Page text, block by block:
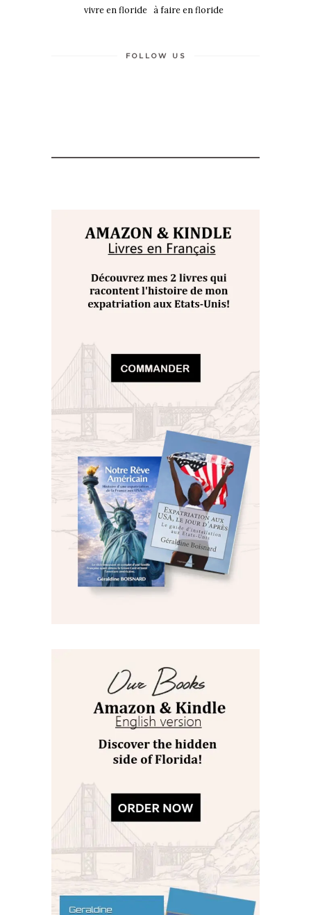
vivre en floride à faire en floride
FOLLOW US